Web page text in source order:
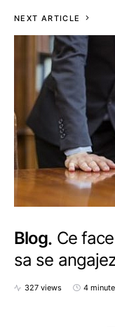
NEXT ARTICLE
Blog Ce
sa se
327 views 4